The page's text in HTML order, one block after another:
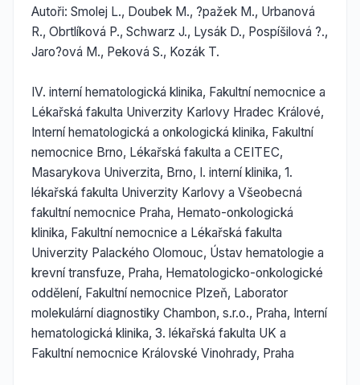
Autoři: Smolej L., Doubek M., ?pažek M., Urbanová
R., Obrtlíková P., Schwarz J., Lysák D., Pospíšilová ?.,
Jaro?ová M., Peková S., Kozák T.
IV. interní hematologická klinika, Fakultní nemocnice a
Lékařská fakulta Univerzity Karlovy Hradec Králové,
Interní hematologická a onkologická klinika, Fakultní
nemocnice Brno, Lékařská fakulta a CEITEC,
Masarykova Univerzita, Brno, I. interní klinika, 1.
lékařská fakulta Univerzity Karlovy a Všeobecná
fakultní nemocnice Praha, Hemato-onkologická
klinika, Fakultní nemocnice a Lékařská fakulta
Univerzity Palackého Olomouc, Ústav hematologie a
krevní transfuze, Praha, Hematologicko-onkologické
oddělení, Fakultní nemocnice Plzeň, Laborator
molekulární diagnostiky Chambon, s.r.o., Praha, Interní
hematologická klinika, 3. lékařská fakulta UK a
Fakultní nemocnice Královské Vinohrady, Praha